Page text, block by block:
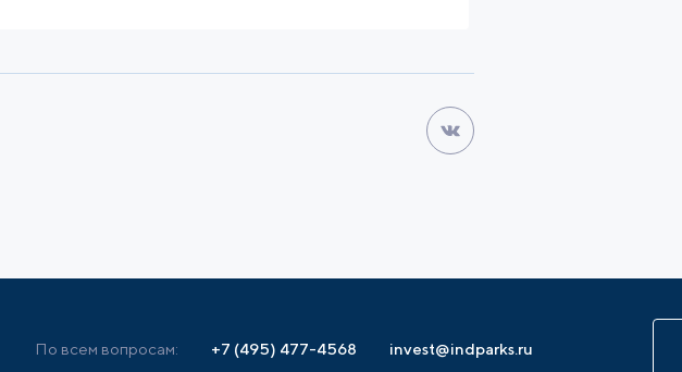
По всем вопросам: +7 (495) 477-4568 invest@indparks.ru